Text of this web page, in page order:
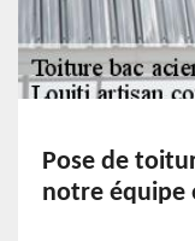
Pose de
notre équipe